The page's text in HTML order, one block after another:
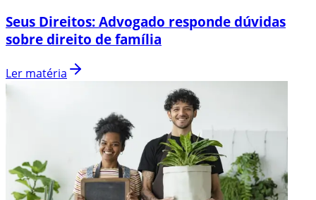
Seus Direitos: Advogado responde dúvidas
sobre direito de família
Ler matéria